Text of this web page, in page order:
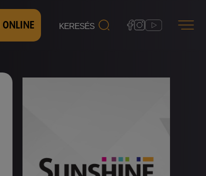
ONLINE